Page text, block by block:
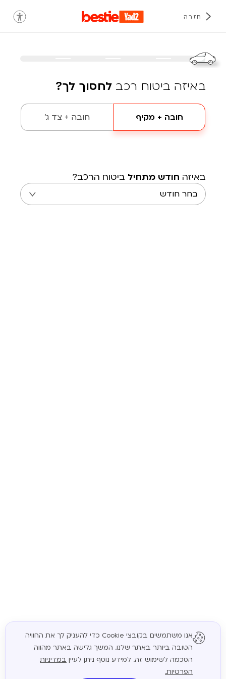
חזרה
באיזה ביטוח רכב לחסוך לך?
חובה + מקיף חובה + צד ג'
באיזה חודש מתחיל ביטוח הרכב?
המשך
אנו משתמשים בקובצי Cookie כדי להעניק לך את החוויה
הטובה ביותר באתר שלנו. המשך גלישה באתר מהווה
הסכמה לשימוש זה. למידע נוסף ניתן לעיין במדיניות
הפרטיות.